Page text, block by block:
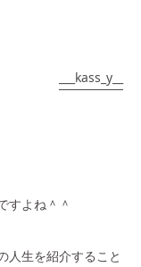
___kass_y__
すよね＾＾
人生を紹介すること